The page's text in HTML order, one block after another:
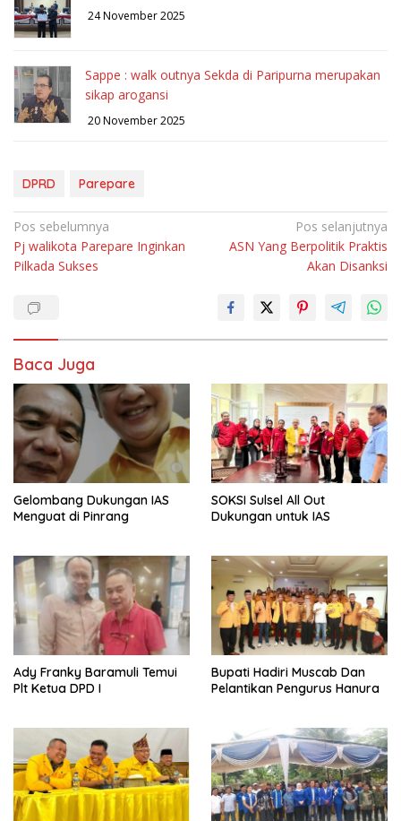
24 November 2025
Sappe : walk outnya Sekda di Paripurna merupakan
sikap arogansi
20 November 2025
DPRD Parepare
Navigasi
pos
Pos sebelumnya
Pj walikota Parepare Inginkan
Pilkada Sukses
Pos selanjutnya
ASN Yang Berpolitik Praktis
Akan Disanksi
Baca Juga
Gelombang Dukungan IAS
Menguat di Pinrang
SOKSI Sulsel All Out
Dukungan untuk IAS
Ady Franky Baramuli Temui
Plt Ketua DPD I
Bupati Hadiri Muscab Dan
Pelantikan Pengurus Hanura